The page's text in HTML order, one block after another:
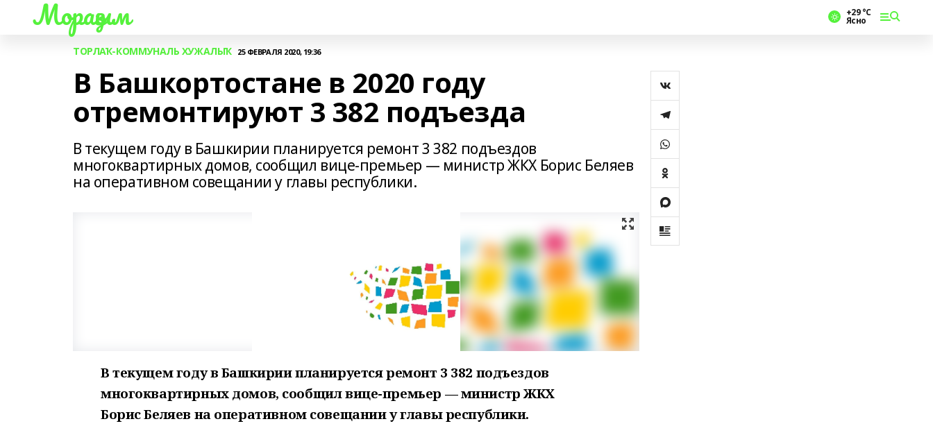
Мораҙым +29 °С
Ясно
ТОРЛАҠ-КОММУНАЛЬ ХУЖАЛЫҠ 25 ФЕВРАЛЯ 2020, 19:36
В Башкортостане в 2020 году
отремонтируют 3 382 подъезда
В текущем году в Башкирии планируется ремонт 3 382 подъездов
многоквартирных домов, сообщил вице-премьер — министр ЖКХ Борис Беляев
на оперативном совещании у главы республики.
В текущем году в Башкирии планируется ремонт 3 382 подъездов
многоквартирных домов, сообщил вице-премьер — министр ЖКХ
Борис Беляев на оперативном совещании у главы республики.